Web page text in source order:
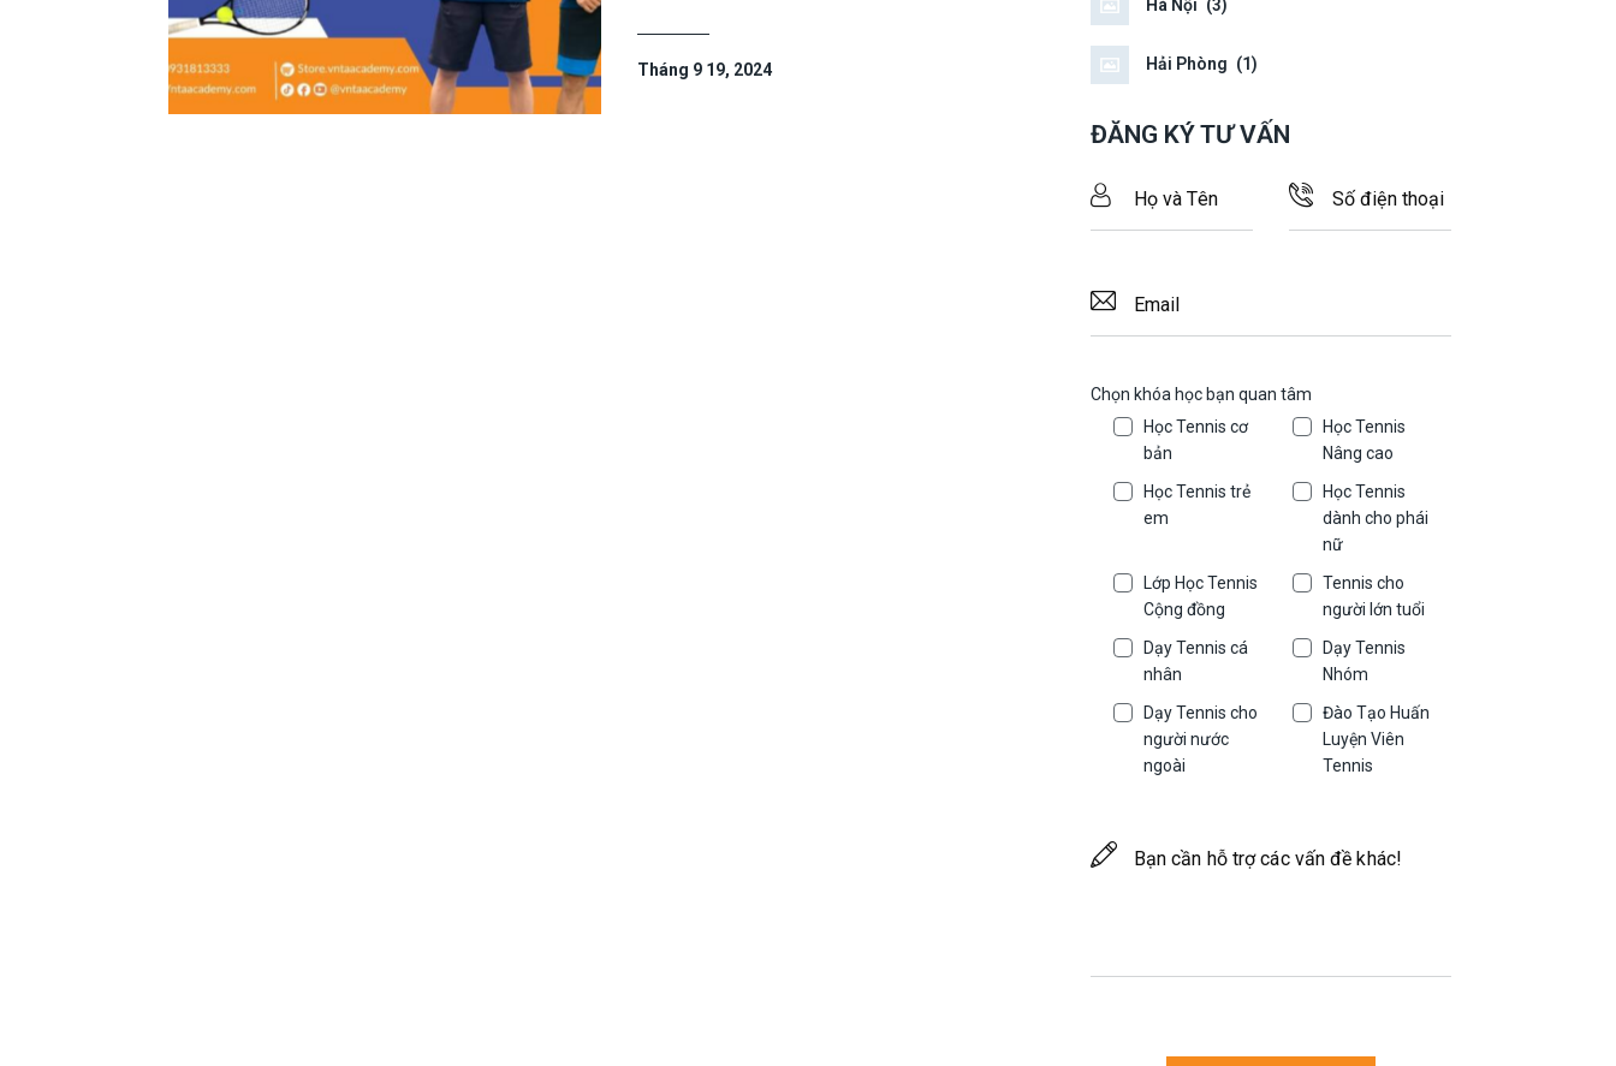
Tháng 9 19, 2024
Hà Nội (3)
Hải Phòng (1)
ĐĂNG KÝ TƯ VẤN
Chọn khóa học bạn quan tâm
Học Tennis cơ
bản
Học Tennis
Nâng cao
Học Tennis trẻ
em
Học Tennis
dành cho phái
nữ
Lớp Học Tennis
Cộng đồng
Tennis cho
người lớn tuổi
Dạy Tennis cá
nhân
Dạy Tennis
Nhóm
Dạy Tennis cho
người nước
ngoài
Đào Tạo Huấn
Luyện Viên
Tennis